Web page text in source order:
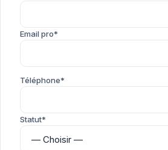
Email pro*
Téléphone*
Statut*